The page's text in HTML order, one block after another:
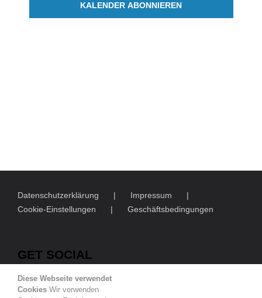
KALENDER ABONNIEREN
Datenschutzerklärung
Impressum
Cookie-Einstellungen
Geschäftsbedingungen
GET SOCIAL
Diese Webseite verwendet
Cookies Wir verwenden